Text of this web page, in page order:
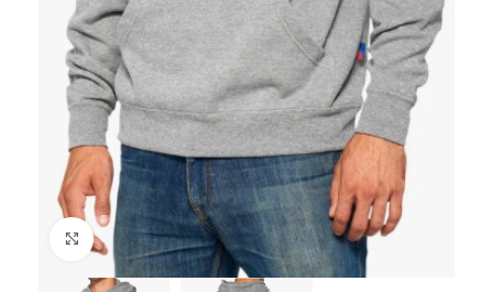
Haga Click para agrandar